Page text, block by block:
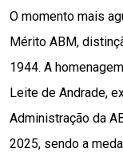
O momento mais
Mérito ABM,
1944. A homenagem
Leite de Andrade,
Administração da
2025, sendo a